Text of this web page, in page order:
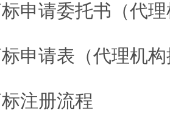
标申请委托书（代
标申请表（代理机
注册流程